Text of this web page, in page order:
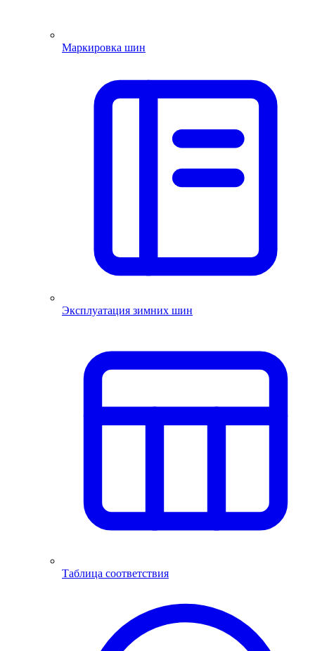
Маркировка шин
Эксплуатация зимних шин
Таблица соответствия